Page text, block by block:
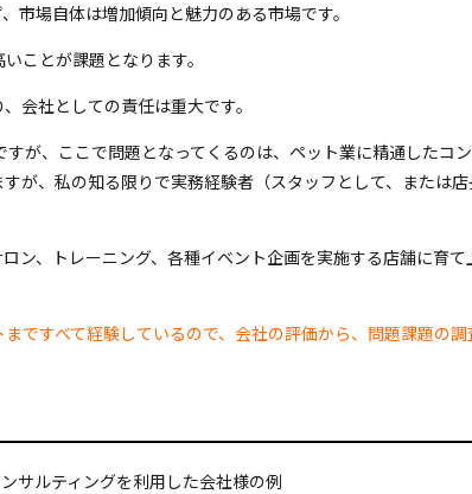
市場自体は増加傾向と魅力のある市場です。
ことが課題となります。
会社としての責任は重大です。
が、ここで問題となってくるのは、ペット業に精通したコン
が、私の知る限りで実務経験者（スタッフとして、または
ン、トレーニング、各種イベント企画を実施する店舗に育
ですべて経験しているので、会社の評価から、問題課題の調
サルティングを利用した会社様の例